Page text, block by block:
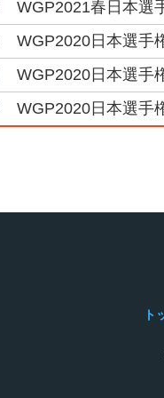
WGP2021春日本選
WGP2020日本選
WGP2020日本選
WGP2020日本選手
ト